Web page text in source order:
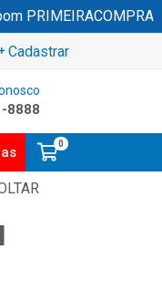
PRIMEIRACOMPRA
Cadastrar
8888
0